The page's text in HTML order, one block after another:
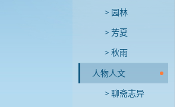
园林
芳夏
秋雨
人物人文
聊斋志异